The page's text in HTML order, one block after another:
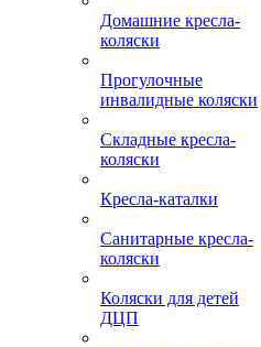
Домашние кресла-
коляски
Прогулочные
инвалидные коляски
Складные кресла-
коляски
Кресла-каталки
Санитарные кресла-
коляски
Коляски для детей
ДЦП